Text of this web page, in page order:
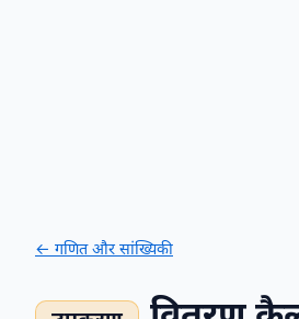
← गणित और सांख्यिकी